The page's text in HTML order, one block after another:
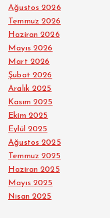
Ağustos 2026
Temmuz 2026
Haziran 2026
Mayıs 2026
Mart 2026
Şubat 2026
Aralık 2025
Kasım 2025
Ekim 2025
Eylül 2025
Ağustos 2025
Temmuz 2025
Haziran 2025
Mayıs 2025
Nisan 2025